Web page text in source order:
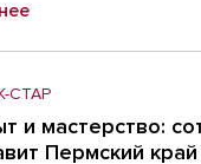
СТАР
и мастерство:
Пермский край